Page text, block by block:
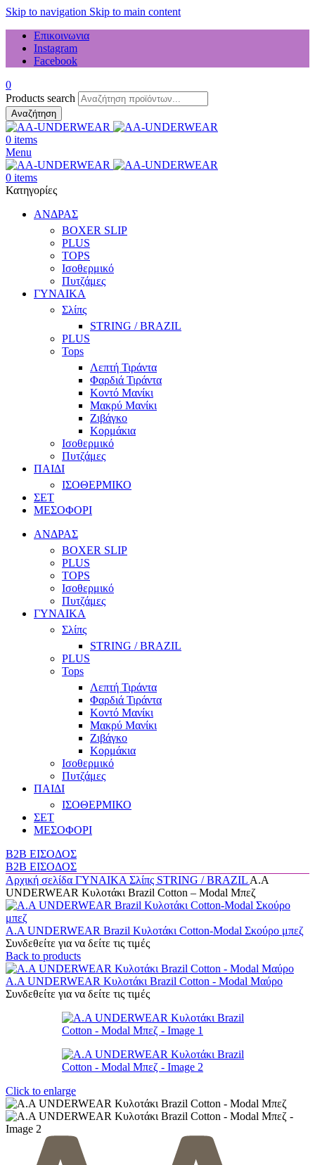
Skip to navigation Skip to main content
Επικοινωνια
Instagram
Facebook
0
Products search
Αναζήτηση
0 items
Menu
0 items
Κατηγορίες
ΑΝΔΡΑΣ
BOXER SLIP
PLUS
TOPS
Ισοθερμικό
Πυτζάμες
ΓΥΝΑΙΚΑ
Σλίπς
STRING / BRAZIL
PLUS
Tops
Λεπτή Τιράντα
Φαρδιά Τιράντα
Κοντό Μανίκι
Μακρύ Μανίκι
Ζιβάγκο
Κορμάκια
Ισοθερμικό
Πυτζάμες
ΠΑΙΔΙ
ΙΣΟΘΕΡΜΙΚΟ
ΣΕΤ
ΜΕΣΟΦΟΡΙ
ΑΝΔΡΑΣ
BOXER SLIP
PLUS
TOPS
Ισοθερμικό
Πυτζάμες
ΓΥΝΑΙΚΑ
Σλίπς
STRING / BRAZIL
PLUS
Tops
Λεπτή Τιράντα
Φαρδιά Τιράντα
Κοντό Μανίκι
Μακρύ Μανίκι
Ζιβάγκο
Κορμάκια
Ισοθερμικό
Πυτζάμες
ΠΑΙΔΙ
ΙΣΟΘΕΡΜΙΚΟ
ΣΕΤ
ΜΕΣΟΦΟΡΙ
B2B ΕΙΣΟΔΟΣ
B2B ΕΙΣΟΔΟΣ
Αρχική σελίδα ΓΥΝΑΙΚΑ Σλίπς STRING / BRAZIL A.A
UNDERWEAR Κυλοτάκι Brazil Cotton – Modal Μπεζ
A.A UNDERWEAR Brazil Κυλοτάκι Cotton-Modal Σκούρο μπεζ
Συνδεθείτε για να δείτε τις τιμές
Back to products
A.A UNDERWEAR Κυλοτάκι Brazil Cotton - Modal Μαύρο
Συνδεθείτε για να δείτε τις τιμές
Click to enlarge